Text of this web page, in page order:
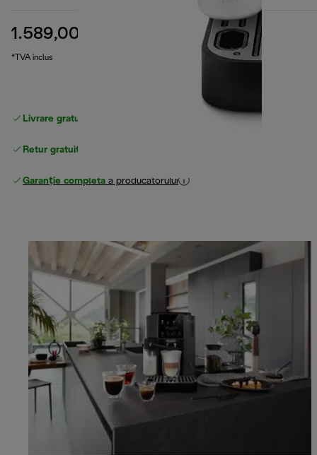
1.589,00 RON preț inițial 2.489,00 RON
(-36 %)
*TVA inclus
Livrare gratuită standard
Retur gratuit
Garanție completă a producătorului